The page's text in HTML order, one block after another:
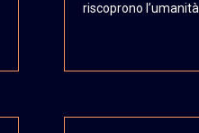
riscoprono l’umanità